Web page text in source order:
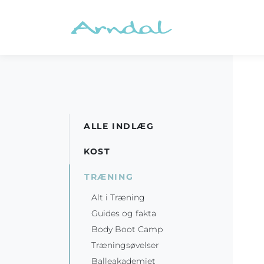
ALLE INDLÆG
KOST
TRÆNING
Alt i Træning
Guides og fakta
Body Boot Camp
Træningsøvelser
Balleakademiet